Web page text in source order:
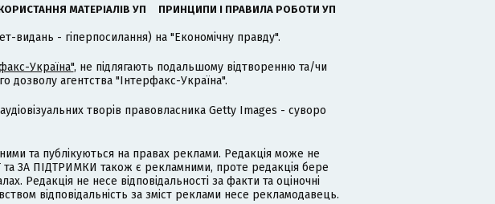
МАТЕРІАЛІВ УП ПРИНЦИПИ І ПРАВИЛА РОБОТИ УП
видань - гіперпосилання) на "Економічну правду".
Україна", не підлягають подальшому відтворенню та/чи
агентства "Інтерфакс-Україна".
творів правовласника Getty Images - суворо
та публікуються на правах реклами. Редакція може не
ЗА ПІДТРИМКИ також є рекламними, проте редакція бере
Редакція не несе відповідальності за факти та оціночні
відповідальність за зміст реклами несе рекламодавець.